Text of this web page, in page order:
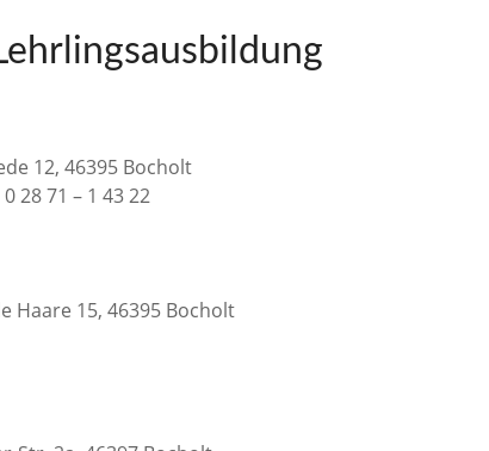
12, 46395 Bocholt
28 71 – 1 43 22
Haare 15, 46395 Bocholt